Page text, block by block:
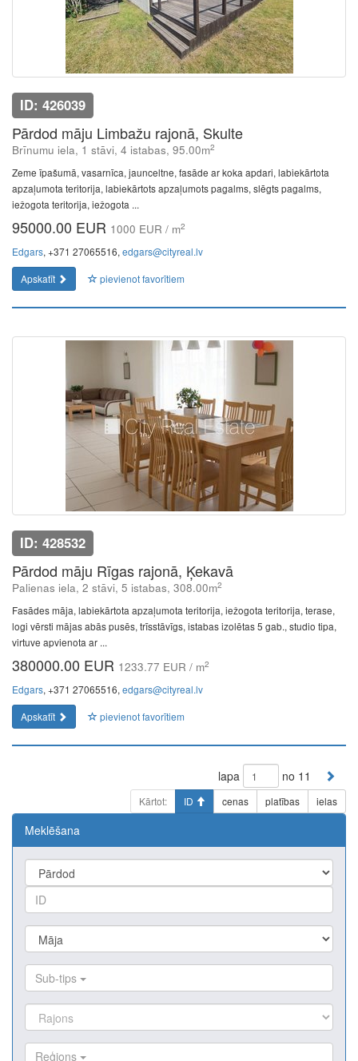
ID: 426039
Pārdod māju Limbažu rajonā, Skulte
Brīnumu iela, 1 stāvi, 4 istabas, 95.00m2
Zeme īpašumā, vasarnīca, jaunceltne, fasāde ar koka apdari, labiekārtota
apzaļumota teritorija, labiekārtots apzaļumots pagalms, slēgts pagalms,
iežogota teritorija, iežogota ...
95000.00 EUR 1000 EUR / m2
Edgars, +371 27065516, edgars@cityreal.lv
Apskatīt
pievienot favorītiem
ID: 428532
Pārdod māju Rīgas rajonā, Ķekavā
Palienas iela, 2 stāvi, 5 istabas, 308.00m2
Fasādes māja, labiekārtota apzaļumota teritorija, iežogota teritorija, terase,
logi vērsti mājas abās pusēs, trīsstāvīgs, istabas izolētas 5 gab., studio tipa,
virtuve apvienota ar ...
380000.00 EUR 1233.77 EUR / m2
Edgars, +371 27065516, edgars@cityreal.lv
Apskatīt
pievienot favorītiem
lapa no 11
Kārtot: ID cenas platības ielas
Meklēšana
Sub-tips
Reģions